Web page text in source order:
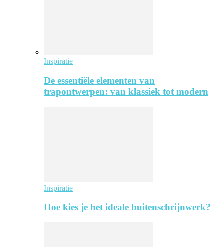
Inspiratie
De essentiële elementen van
trapontwerpen: van klassiek tot modern
Inspiratie
Hoe kies je het ideale buitenschrijnwerk?